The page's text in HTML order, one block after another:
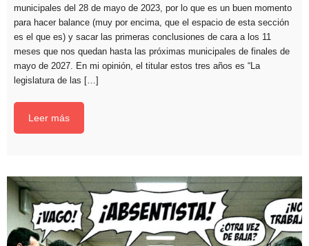
municipales del 28 de mayo de 2023, por lo que es un buen momento
para hacer balance (muy por encima, que el espacio de esta sección
es el que es) y sacar las primeras conclusiones de cara a los 11
meses que nos quedan hasta las próximas municipales de finales de
mayo de 2027. En mi opinión, el titular estos tres años es “La
legislatura de las […]
Leer más